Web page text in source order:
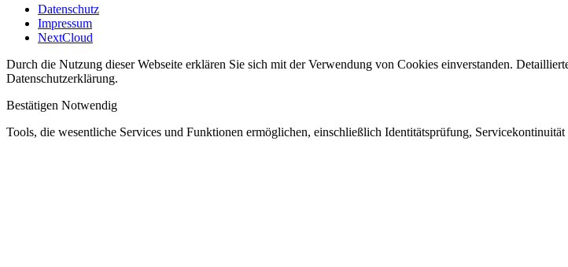
Datenschutz
Impressum
NextCloud
Durch die Nutzung dieser Webseite erklären Sie sich mit der Verwendung von Cookies einverstanden.
Datenschutzerklärung.
Bestätigen Notwendig
Tools, die wesentliche Services und Funktionen ermöglichen, einschließlich Identitätsprüfung,